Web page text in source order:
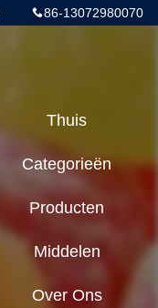
86-13072980070
Thuis
Categorieën
Producten
Middelen
Over Ons